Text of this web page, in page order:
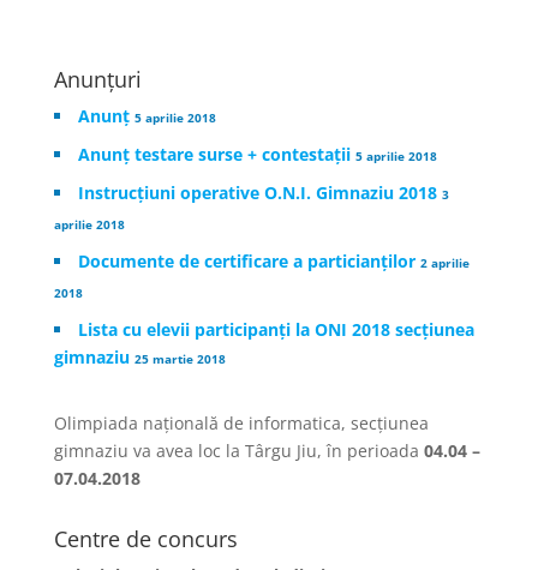
Anunțuri
Anunț 5 aprilie 2018
Anunț testare surse + contestații 5 aprilie 2018
Instrucțiuni operative O.N.I. Gimnaziu 2018 3
aprilie 2018
Documente de certificare a particianților 2 aprilie
2018
Lista cu elevii participanți la ONI 2018 secțiunea
gimnaziu 25 martie 2018
Olimpiada națională de informatica, secțiunea
gimnaziu va avea loc la Târgu Jiu, în perioada 04.04 –
07.04.2018
Centre de concurs